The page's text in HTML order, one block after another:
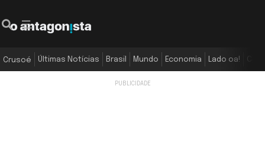
Crusoé Últimas Notícias Brasil Mundo Economia Lado oa!